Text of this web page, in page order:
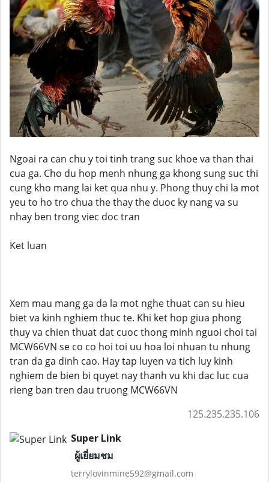
Ngoai ra can chu y toi tinh trang suc khoe va than thai
cua ga. Cho du hop menh nhung ga khong sung suc thi
cung kho mang lai ket qua nhu y. Phong thuy chi la mot
yeu to ho tro chua the thay the duoc ky nang va su
nhay ben trong viec doc tran
Ket luan
Xem mau mang ga da la mot nghe thuat can su hieu
biet va kinh nghiem thuc te. Khi ket hop giua phong
thuy va chien thuat dat cuoc thong minh nguoi choi tai
MCW66VN se co co hoi toi uu hoa loi nhuan tu nhung
tran da ga dinh cao. Hay tap luyen va tich luy kinh
nghiem de bien bi quyet nay thanh vu khi dac luc cua
rieng ban tren dau truong MCW66VN
125.235.235.106
Super Link
ผู้เยี่ยมชม
terrylovinmine592@gmail.com